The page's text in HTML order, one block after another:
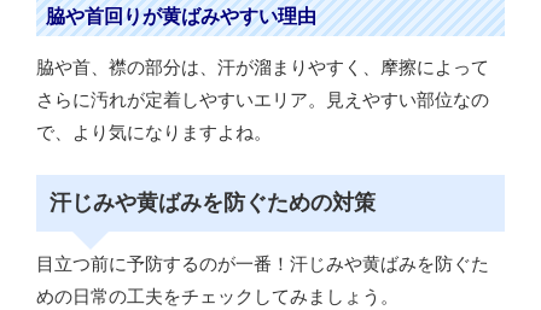
脇や首回りが黄ばみやすい理由
脇や首、襟の部分は、汗が溜まりやすく、摩擦によって
さらに汚れが定着しやすいエリア。見えやすい部位なの
で、より気になりますよね。
汗じみや黄ばみを防ぐための対策
目立つ前に予防するのが一番！汗じみや黄ばみを防ぐた
めの日常の工夫をチェックしてみましょう。